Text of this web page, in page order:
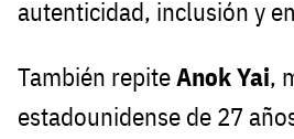
autenticidad, inclusión y
También repiteAnok Yai,
estadounidense de 27